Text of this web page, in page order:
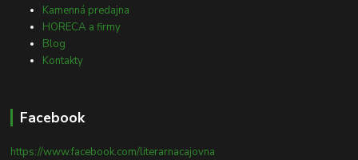
Kamenná predajna
HORECA a firmy
Blog
Kontakty
Facebook
https://www.facebook.com/literarnacajovna